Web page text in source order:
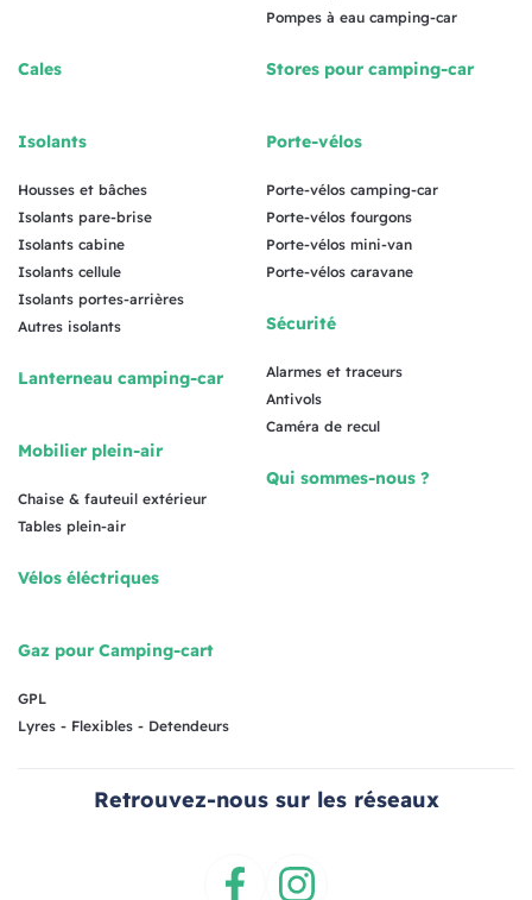
Pompes à eau camping-car
Cales
Isolants
Housses et bâches
Isolants pare-brise
Isolants cabine
Isolants cellule
Isolants portes-arrières
Autres isolants
Lanterneau camping-car
Mobilier plein-air
Chaise & fauteuil extérieur
Tables plein-air
Vélos éléctriques
Gaz pour Camping-cart
GPL
Lyres - Flexibles - Detendeurs
Stores pour camping-car
Porte-vélos
Porte-vélos camping-car
Porte-vélos fourgons
Porte-vélos mini-van
Porte-vélos caravane
Sécurité
Alarmes et traceurs
Antivols
Caméra de recul
Qui sommes-nous ?
Retrouvez-nous sur les réseaux